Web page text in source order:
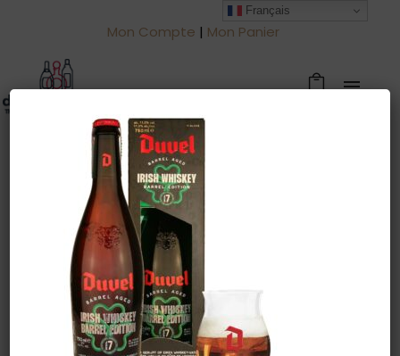
Mon Compte | Mon Panier
Warning: Trying to access array offset
on value of type null in
/htdocs/drinkjullien.be/wp-
content/themes/oshin/content.php
on line28
Français